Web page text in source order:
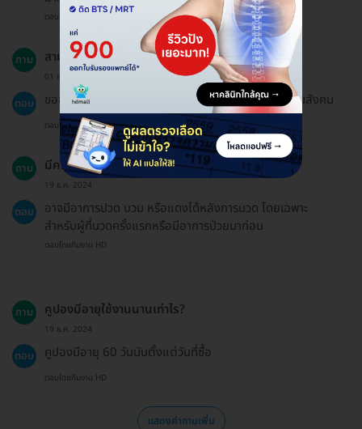
ตอบโดยทีมงาน HD
ถาม สามารถใช้สิทธิประกันสังคมได้หรือไม่?
01 ธ.ค. 2023
ตอบ ขออภัยค่ะ แพ็กเกจบน HDmall ไม่ได้เข้าร่วมสิทธิประกันสังคม
ตอบโดยทีมงาน HD
ถาม มีความเสี่ยงหรือผลข้างเคียงอะไรบ้าง?
19 ธ.ค. 2024
ตอบ
อาจมีอาการปวด บวม หรือแดงได้หลังการนวด โดยเฉพาะ
สำหรับผู้ที่นวดครั้งแรกหรือมีอาการป่วยมาก่อน
ตอบโดยทีมงาน HD
ถาม คูปองมีอายุใช้งานนานเท่าไร?
19 ธ.ค. 2024
ตอบ คูปองมีอายุ 60 วันนับตั้งแต่วันที่ซื้อ
ตอบโดยทีมงาน HD
แสดงคำถามเพิ่ม